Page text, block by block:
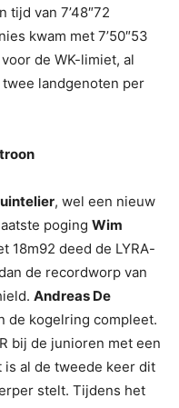
tijd van 7’48″72
kwam met 7’50″53
de WK-limiet, al
landgenoten per
, wel een nieuw
poging Wim
18m92 deed de LYRA-
de recordworp van
Andreas De
de kogelring compleet.
bij de junioren met een
is al de tweede keer dit
stelt. Tijdens het